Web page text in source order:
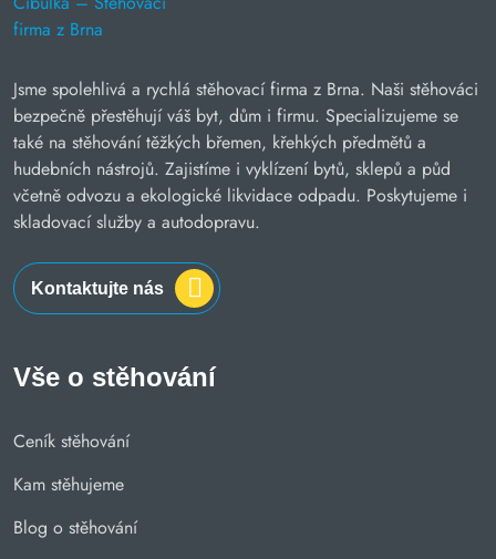
Jsme spolehlivá a rychlá stěhovací firma z Brna. Naši stěhováci
bezpečně přestěhují váš byt, dům i firmu. Specializujeme se
také na stěhování těžkých břemen, křehkých předmětů a
hudebních nástrojů. Zajistíme i vyklízení bytů, sklepů a půd
včetně odvozu a ekologické likvidace odpadu. Poskytujeme i
skladovací služby a autodopravu.
Kontaktujte nás
Vše o stěhování
Ceník stěhování
Kam stěhujeme
Blog o stěhování